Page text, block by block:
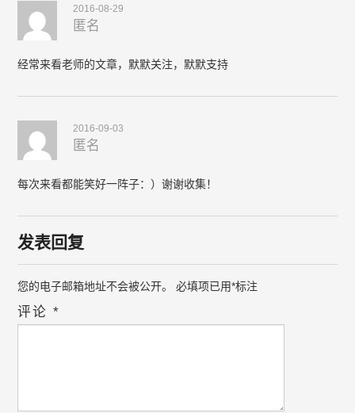
2016-08-29
匿名
经常来看老师的文章，默默关注，默默支持
2016-09-03
匿名
每次来看都能笑好一阵子：）谢谢收集！
发表回复
您的电子邮箱地址不会被公开。 必填项已用*标注
评论*